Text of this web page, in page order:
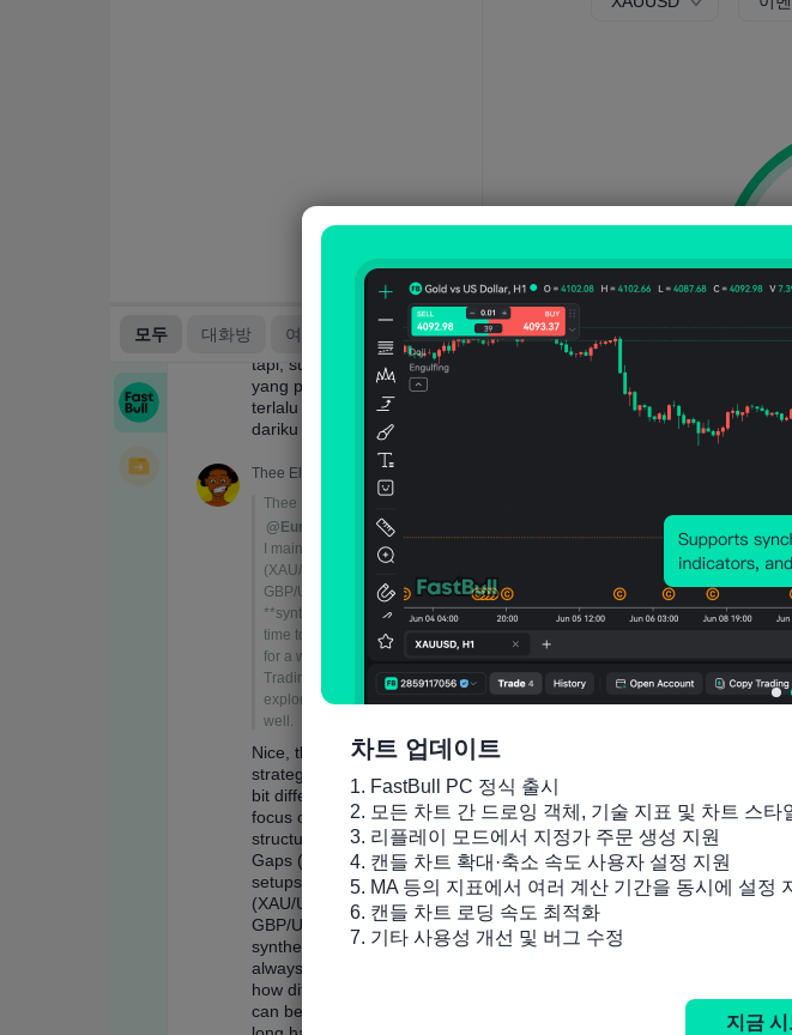
상승 확률: 45.19%
상승 횟수: 61
관련 지표
차트 업데이트
1. FastBull PC 정식 출시
2. 모든 차트 간 드로잉 객체, 기술 지표 및 차트 스타
3. 리플레이 모드에서 지정가 주문 생성 지원
4. 캔들 차트 확대·축소 속도 사용자 설정 지원
5. MA 등의 지표에서 여러 계산 기간을 동시에 설정
6. 캔들 차트 로딩 속도 최적화
7. 기타 사용성 개선 및 버그 수정
지금